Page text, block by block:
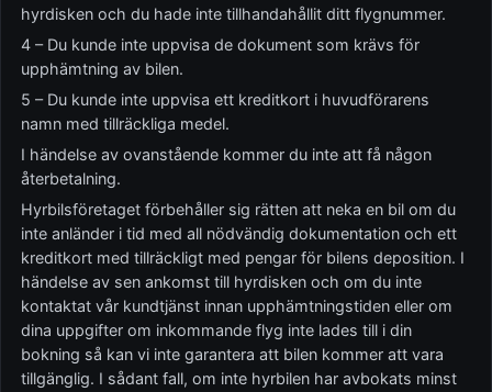
hyrdisken och du hade inte tillhandahållit ditt flygnummer.
4 – Du kunde inte uppvisa de dokument som krävs för
upphämtning av bilen.
5 – Du kunde inte uppvisa ett kreditkort i huvudförarens
namn med tillräckliga medel.
I händelse av ovanstående kommer du inte att få någon
återbetalning.
Hyrbilsföretaget förbehåller sig rätten att neka en bil om du
inte anländer i tid med all nödvändig dokumentation och ett
kreditkort med tillräckligt med pengar för bilens deposition. I
händelse av sen ankomst till hyrdisken och om du inte
kontaktat vår kundtjänst innan upphämtningstiden eller om
dina uppgifter om inkommande flyg inte lades till i din
bokning så kan vi inte garantera att bilen kommer att vara
tillgänglig. I sådant fall, om inte hyrbilen har avbokats minst